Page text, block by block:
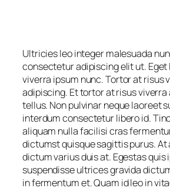
Ultricies leo integer malesuada
consectetur adipiscing elit ut. Eget
viverra ipsum nunc. Tortor at risus
adipiscing. Et tortor at risus
tellus. Non pulvinar neque laoreet
interdum consectetur libero id.
aliquam nulla facilisi cras
dictumst quisque sagittis purus. At
dictum varius duis at. Egestas quis
suspendisse ultrices gravida
in fermentum et. Quam id leo in